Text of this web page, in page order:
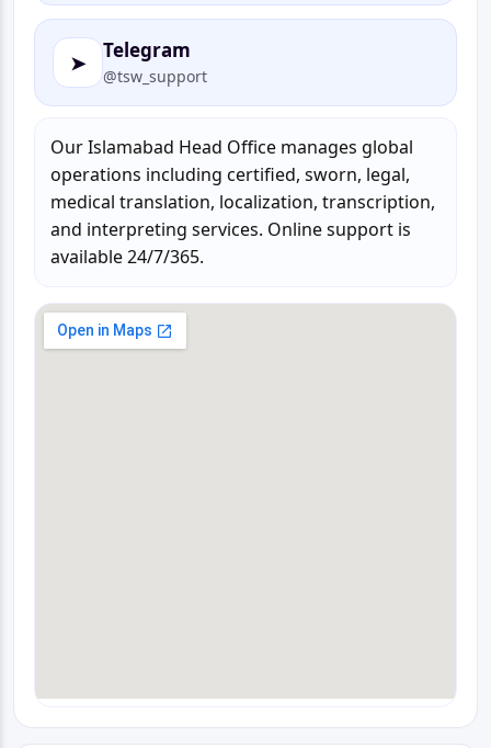
➤ Telegram
@tsw_support
Our Islamabad Head Office manages global
operations including certified, sworn, legal,
medical translation, localization, transcription,
and interpreting services. Online support is
available 24/7/365.